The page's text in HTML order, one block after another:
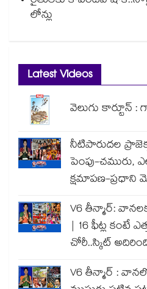
లోన్లు
Latest Videos
వెలుగు
నీటిపారుదల
పెంపు-చమురు,
క్షమాపణ-ప్రధాని
V6 తీన్మార్:
| 16 ఫీట్ల కంటే
చోరీ..స్కిట్
V6 తీన్మార్ :